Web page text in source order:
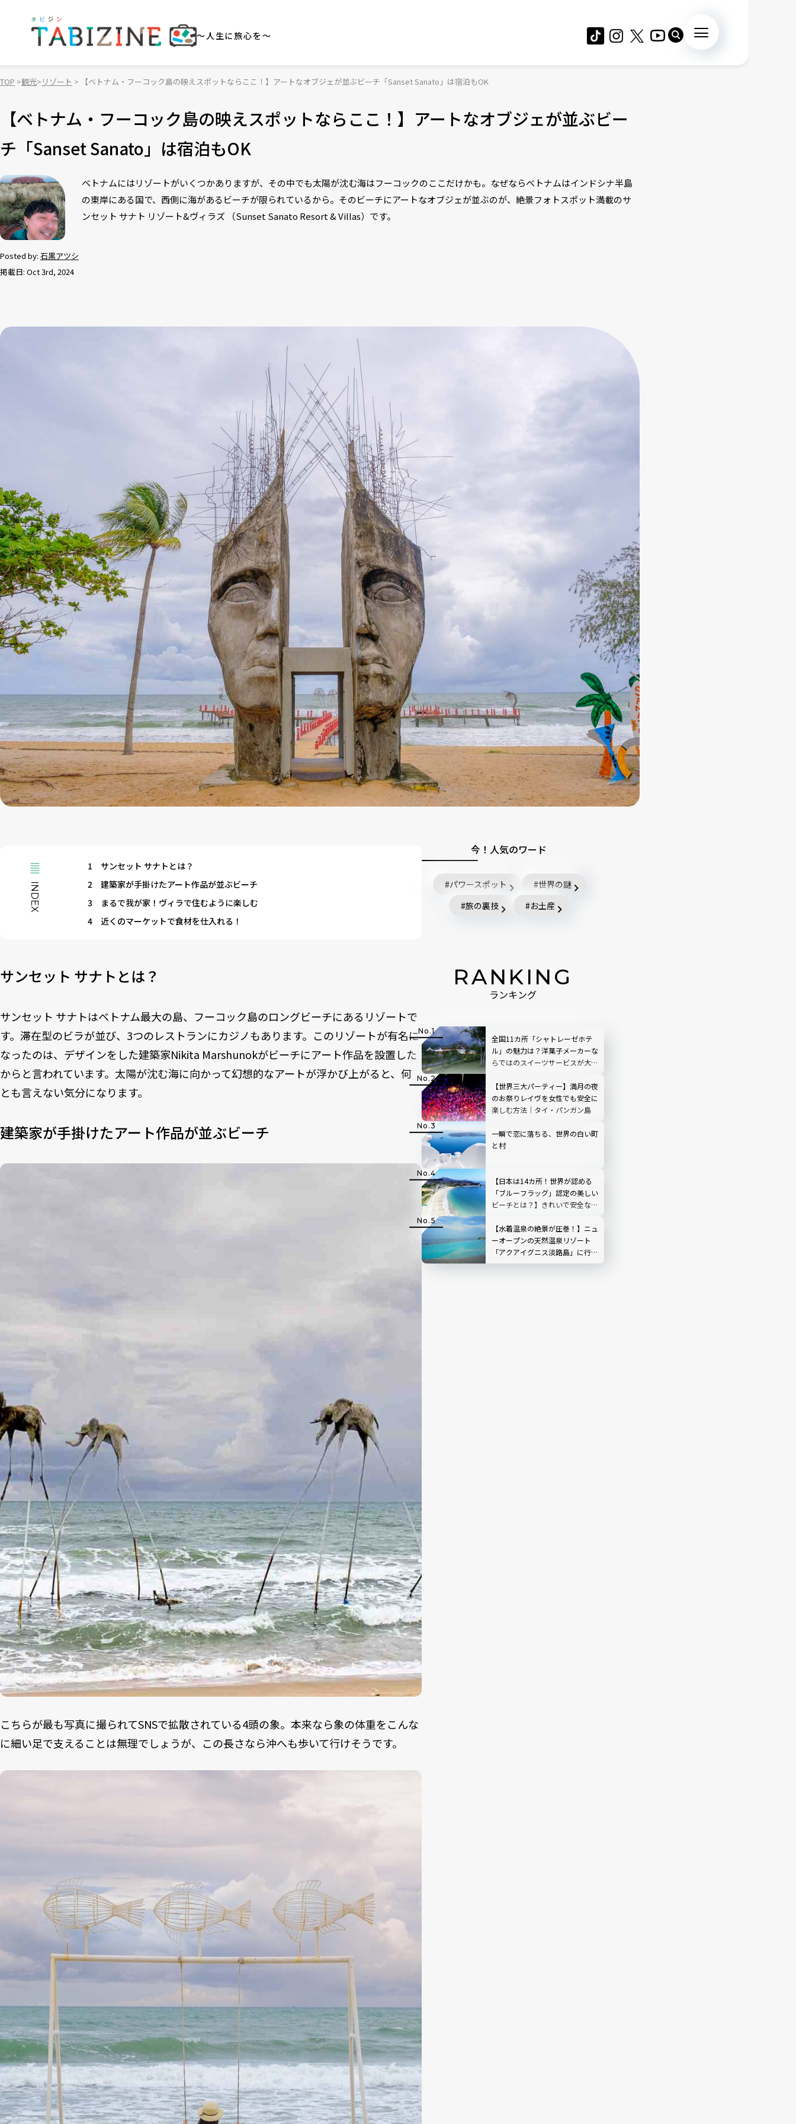
～人生に旅心を～
TOP 観光 リゾート 【ベトナム・フーコック島の映えスポットならここ！】アートなオブジェが並ぶビーチ「Sanset Sanato」は宿泊もOK
【ベトナム・フーコック島の映えスポットならここ！】アートなオブジェが並ぶビー
チ「Sanset Sanato」は宿泊もOK
Posted by: 石黒アツシ
掲載日: Oct 3rd, 2024
ベトナムにはリゾートがいくつかありますが、その中でも太陽が沈む海はフーコックのここだけかも。なぜならベトナムはインドシナ半島
の東岸にある国で、西側に海があるビーチが限られているから。そのビーチにアートなオブジェが並ぶのが、絶景フォトスポット満載のサ
ンセット サナト リゾート&ヴィラズ （Sunset Sanato Resort & Villas）です。
INDEX
1
サンセット サナトとは？
2
建築家が手掛けたアート作品が並ぶビーチ
3
まるで我が家！ヴィラで住むように楽しむ
4
近くのマーケットで食材を仕入れる！
サンセット サナトとは？
サンセット サナトはベトナム最大の島、フーコック島のロングビーチにあるリゾートで
す。滞在型のビラが並び、3つのレストランにカジノもあります。このリゾートが有名に
なったのは、デザインをした建築家Nikita Marshunokがビーチにアート作品を設置した
からと言われています。太陽が沈む海に向かって幻想的なアートが浮かび上がると、何
とも言えない気分になります。
建築家が手掛けたアート作品が並ぶビーチ
こちらが最も写真に撮られてSNSで拡散されている4頭の象。本来なら象の体重をこんな
に細い足で支えることは無理でしょうが、この長さなら沖へも歩いて行けそうです。
今！人気のワード
パワースポット
世界の謎
旅の裏技
お土産
RANKING
ランキング
全国11カ所「シャトレーゼホテ
ル」の魅力は？洋菓子メーカーな
らではのスイーツサービスが大好
【世界三大パーティー】満月の夜
のお祭りレイヴを女性でも安全に
楽しむ方法｜タイ・パンガン島
一瞬で恋に落ちる、世界の白い町
と村
【日本は14カ所！世界が認める
「ブルーフラッグ」認定の美しい
ビーチとは？】きれいで安全なビ
の海水浴情報も
【水着温泉の絶景が圧巻！】ニュ
ーオープンの天然温泉リゾート
「アクアイグニス淡路島」に行っ
てみた